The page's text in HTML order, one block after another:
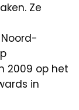
Ze
2009 op het
in